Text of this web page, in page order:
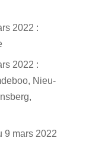
2022 :
2022 :
Nieu-
9 mars 2022